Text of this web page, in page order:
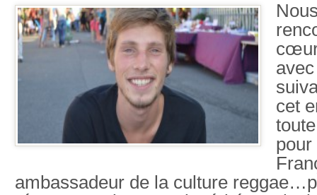
cet
pour
ambassadeur de la culture